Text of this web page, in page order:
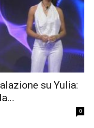
su Yulia:
0